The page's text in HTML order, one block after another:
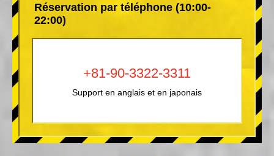
Réservation par téléphone (10:00-
22:00)
+81-90-3322-3311
Support en anglais et en japonais